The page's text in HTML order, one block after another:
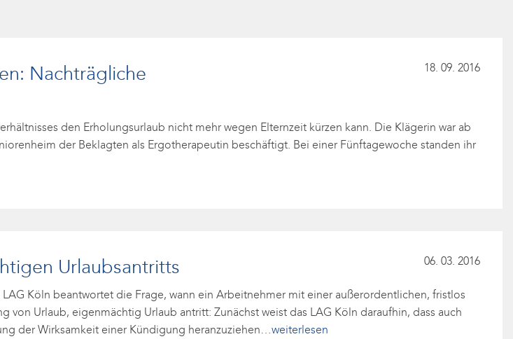
Nachträgliche
18. 09. 2016
den Erholungsurlaub nicht mehr wegen Elternzeit kürzen kann. Die Klägerin war ab
der Beklagten als Ergotherapeutin beschäftigt. Bei einer Fünftagewoche standen ihr
Urlaubsantritts 06. 03. 2016
Köln beantwortet die Frage, wann ein Arbeitnehmer mit einer außerordentlichen, fristlos
Urlaub, eigenmächtig Urlaub antritt: Zunächst weist das LAG Köln daraufhin, dass auch
der Wirksamkeit einer Kündigung heranzuziehen…weiterlesen